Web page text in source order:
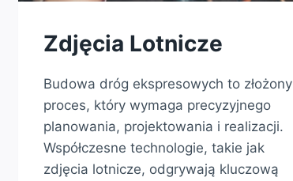
Zdjęcia Lotnicze
Budowa dróg ekspresowych to złożony
proces, który wymaga precyzyjnego
planowania, projektowania i realizacji.
Współczesne technologie, takie jak
zdjęcia lotnicze, odgrywają kluczową